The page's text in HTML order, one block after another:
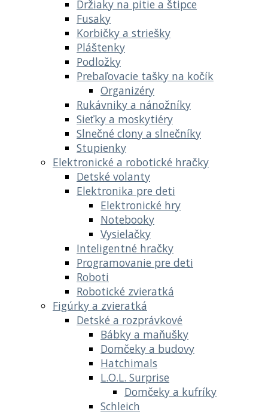
Držiaky na pitie a štipce
Fusaky
Korbičky a striešky
Pláštenky
Podložky
Prebaľovacie tašky na kočík
Organizéry
Rukávniky a nánožníky
Sieťky a moskytiéry
Slnečné clony a slnečníky
Stupienky
Elektronické a robotické hračky
Detské volanty
Elektronika pre deti
Elektronické hry
Notebooky
Vysielačky
Inteligentné hračky
Programovanie pre deti
Roboti
Robotické zvieratká
Figúrky a zvieratká
Detské a rozprávkové
Bábky a maňušky
Domčeky a budovy
Hatchimals
L.O.L. Surprise
Domčeky a kufríky
Schleich